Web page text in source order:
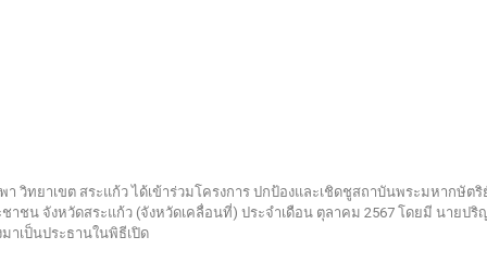
วิทยาเขต สระแก้ว ได้เข้าร่วมโครงการ ปกป้องและเชิดชูสถาบันพระมหากษัต
าชน จังหวัดสระแก้ว (จังหวัดเคลื่อนที่) ประจำเดือน ตุลาคม 2567 โดยมี นายป
าเป็นประธานในพิธีเปิด